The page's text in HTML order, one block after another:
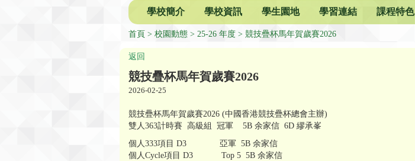
學校簡介 學校資訊 學生園地 學習連結 課程特色
首頁 校園動態 25-26 年度 競技疊杯馬年賀歲賽2026
返回
競技疊杯馬年賀歲賽2026
2026-02-25
競技疊杯馬年賀歲賽2026 (中國香港競技疊杯總會主辦)
雙人363計時賽 高級組 冠軍 5B 余家信 6D 繆承峯
個人333項目 D3 亞軍 5B 余家信
個人Cycle項目 D3 Top 5 5B 余家信